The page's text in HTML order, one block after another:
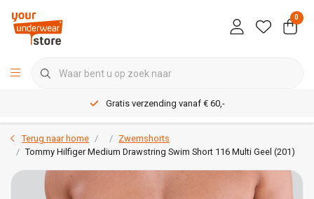
0
Gratis verzending vanaf € 60,-
Terug naar home
Zwemshorts
Tommy Hilfiger Medium Drawstring Swim Short 116 Multi Geel (201)